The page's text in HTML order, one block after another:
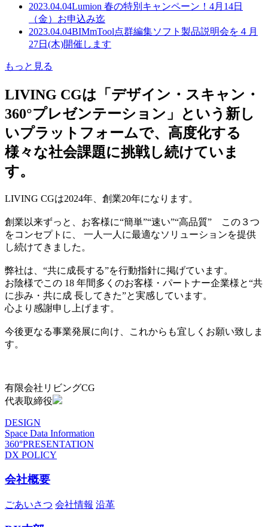
2023.04.04Lumion 春の特別キャンペーン！4月14日
（金）お申込み迄
2023.04.04BIMmTool点群編集ソフト製品説明会を４月
27日(木)開催します
もっと見る
LIVING CGは「デザイン・スキャン・
360°プレゼンテーション」という新し
いプラットフォームで、高度化する
様々な社会課題に挑戦し続けていま
す。
LIVING CGは2024年、創業20年になります。
創業以来ずっと、お客様に“簡単”“速い”“高品質” この３つ
をコンセプトに、 一人一人に最適なソリューションを提供
し続けてきました。
弊社は、“共に成長する”を行動指針に掲げています。
お陰様でこの 18 年間多くのお客様・パートナー企業様と“共
に歩み・共に成 長してきた”と実感しています。
心より感謝申し上げます。
今後更なる事業発展に向け、これからも宜しくお願い致しま
す。
有限会社リビングCG
代表取締役
DESIGN
Space Data Information
360°PRESENTATION
DX POLICY
会社概要
ごあいさつ 会社情報 沿革